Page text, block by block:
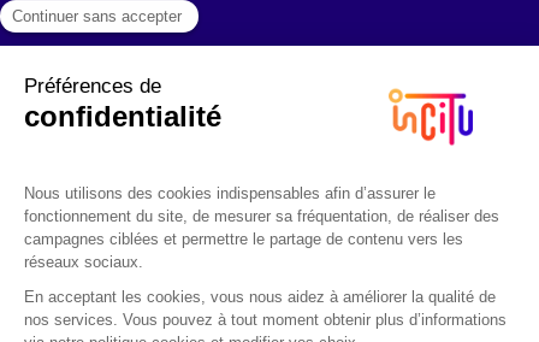
Partenaires
Copyright © 2026 Incitu